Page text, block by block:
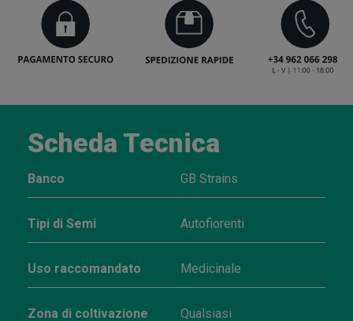
Scheda Tecnica
Banco GB Strains
Tipi di Semi Autofiorenti
Uso raccomandato Medicinale
Zona di coltivazione
Qualsiasi